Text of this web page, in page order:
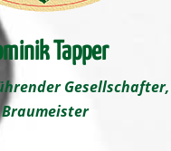
Tapper
Gesellschafter,
Braumeister